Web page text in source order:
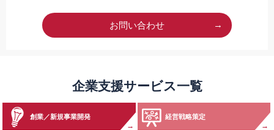
お問い合わせ
企業支援サービス一覧
創業／新規事業開発 経営戦略策定